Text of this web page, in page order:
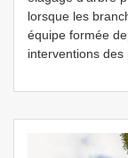
lorsque les
équipe formée
interventions des